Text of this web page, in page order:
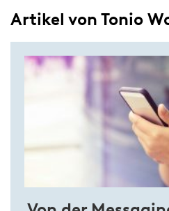
Artikel von Tonio